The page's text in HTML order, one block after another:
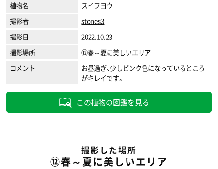
植物名
スイフヨウ
撮影者
stones3
撮影日
2022.10.23
撮影場所
⑫春～夏に美しいエリア
コメント
お昼過ぎ、少しピンク色になっているところ
がキレイです。
この植物の図鑑を見る
撮影した場所
⑫春～夏に美しいエリア